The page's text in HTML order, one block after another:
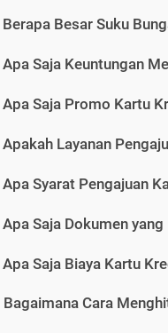
Berapa Besar Suku
Apa Saja Keuntungan
Apa Saja Promo Kartu
Apakah Layanan
Apa Syarat Pengajuan
Apa Saja Dokumen
Apa Saja Biaya Kartu
Bagaimana Cara